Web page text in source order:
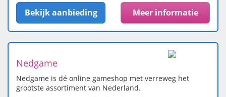
Bekijk aanbieding Meer informatie
Nedgame
Nedgame is dé online gameshop met verreweg het
grootste assortiment van Nederland.